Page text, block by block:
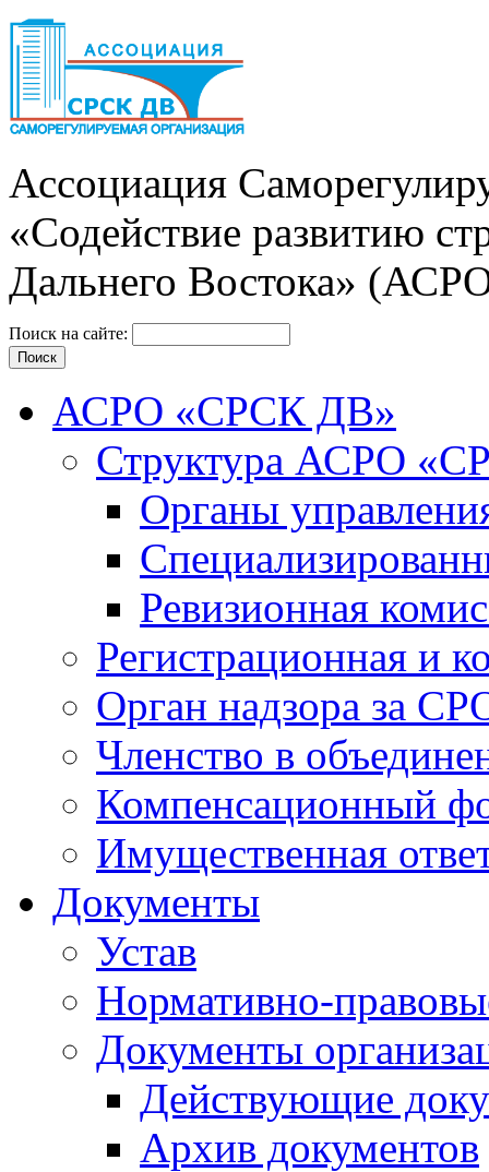
Ассоциация
«Содействие развитию
Дальнего Востока»
Поиск на сайте:
АСРО «СРСК ДВ»
Структура АСРО
Органы
Ревизионная
Регистрационная и
Орган надзора за
Членство в
Компенсационный
Имущественная
Документы
Устав
Нормативно-
Документы
Действующие
Архив документов